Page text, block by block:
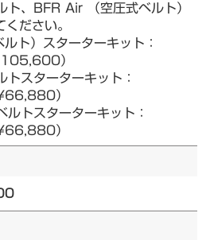
、BFR Air （空圧式ベルト）
ださい。
ト）スターターキット：
）
スターターキット：
）
トスターターキット：
）